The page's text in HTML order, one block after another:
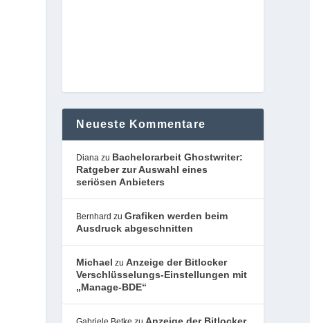
Neueste Kommentare
Diana zu Bachelorarbeit Ghostwriter:
Ratgeber zur Auswahl eines
seriösen Anbieters
Bernhard zuGrafiken werden beim
Ausdruck abgeschnitten
Michael zuAnzeige der Bitlocker
Verschlüsselungs-Einstellungen mit
„Manage-BDE“